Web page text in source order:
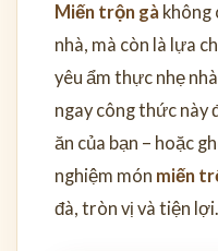
Miến trộn gà không
nhà, mà còn là lựa
yêu ẩm thực nhẹ
ngay công thức này
ăn của bạn – hoặc
nghiệm món miến
đà, tròn vị và tiện lợi.